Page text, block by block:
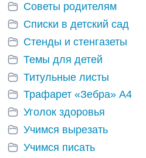
Советы родителям
Списки в детский сад
Стенды и стенгазеты
Темы для детей
Титульные листы
Трафарет «Зебра» А4
Уголок здоровья
Учимся вырезать
Учимся писать